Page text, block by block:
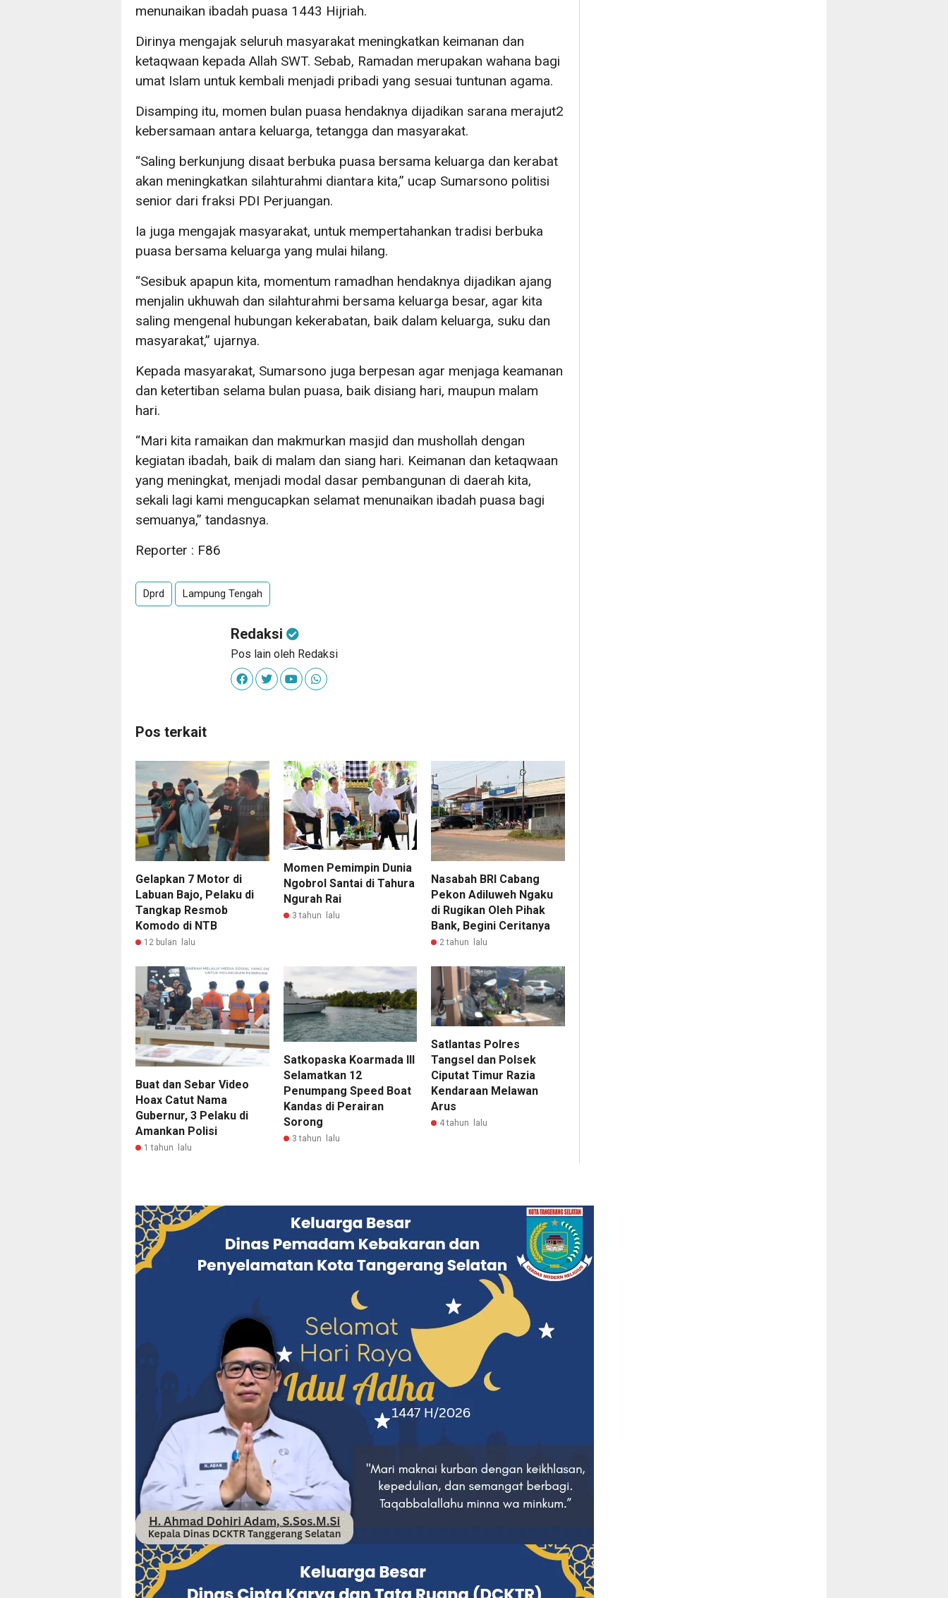
menunaikan ibadah puasa 1443 Hijriah.
Dirinya mengajak seluruh masyarakat meningkatkan keimanan dan
ketaqwaan kepada Allah SWT. Sebab, Ramadan merupakan wahana bagi
umat Islam untuk kembali menjadi pribadi yang sesuai tuntunan agama.
Disamping itu, momen bulan puasa hendaknya dijadikan sarana merajut2
kebersamaan antara keluarga, tetangga dan masyarakat.
“Saling berkunjung disaat berbuka puasa bersama keluarga dan kerabat
akan meningkatkan silahturahmi diantara kita,” ucap Sumarsono politisi
senior dari fraksi PDI Perjuangan.
Ia juga mengajak masyarakat, untuk mempertahankan tradisi berbuka
puasa bersama keluarga yang mulai hilang.
“Sesibuk apapun kita, momentum ramadhan hendaknya dijadikan ajang
menjalin ukhuwah dan silahturahmi bersama keluarga besar, agar kita
saling mengenal hubungan kekerabatan, baik dalam keluarga, suku dan
masyarakat,” ujarnya.
Kepada masyarakat, Sumarsono juga berpesan agar menjaga keamanan
dan ketertiban selama bulan puasa, baik disiang hari, maupun malam
hari.
“Mari kita ramaikan dan makmurkan masjid dan mushollah dengan
kegiatan ibadah, baik di malam dan siang hari. Keimanan dan ketaqwaan
yang meningkat, menjadi modal dasar pembangunan di daerah kita,
sekali lagi kami mengucapkan selamat menunaikan ibadah puasa bagi
semuanya,” tandasnya.
Reporter : F86
Dprd Lampung Tengah
Redaksi
Pos lain oleh Redaksi
Pos terkait
Gelapkan 7 Motor di
Labuan Bajo, Pelaku di
Tangkap Resmob
Komodo di NTB
12 bulan lalu
Momen Pemimpin Dunia
Ngobrol Santai di Tahura
Ngurah Rai
3 tahun lalu
Nasabah BRI Cabang
Pekon Adiluweh Ngaku
di Rugikan Oleh Pihak
Bank, Begini Ceritanya
2 tahun lalu
Buat dan Sebar Video
Hoax Catut Nama
Gubernur, 3 Pelaku di
Amankan Polisi
1 tahun lalu
Satkopaska Koarmada III
Selamatkan 12
Penumpang Speed Boat
Kandas di Perairan
Sorong
3 tahun lalu
Satlantas Polres
Tangsel dan Polsek
Ciputat Timur Razia
Kendaraan Melawan
Arus
4 tahun lalu